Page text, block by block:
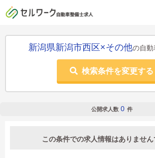
新潟県新潟市西区×その他の自動
検索条件を変更する
公開求人数 0 件
この条件での求人情報はありません